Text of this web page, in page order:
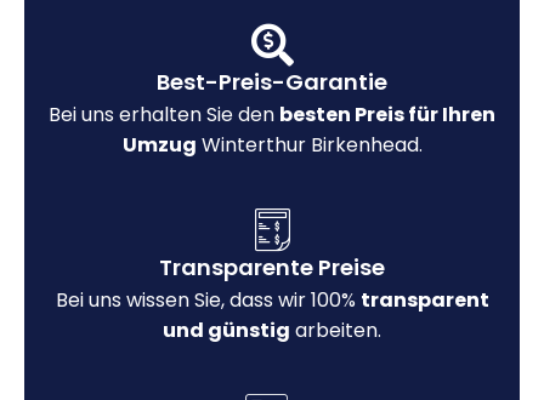
Best-Preis-Garantie
Bei uns erhalten Sie den besten Preis für Ihren
Umzug Winterthur Birkenhead.
Transparente Preise
Bei uns wissen Sie, dass wir 100% transparent
und günstig arbeiten.